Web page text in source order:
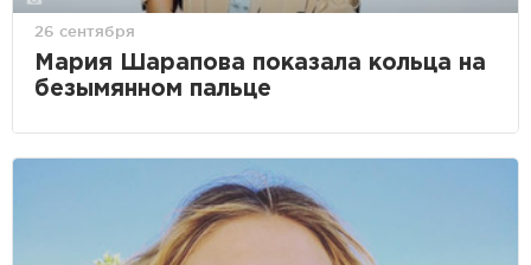
26 сентября
Мария Шарапова показала кольца на
безымянном пальце